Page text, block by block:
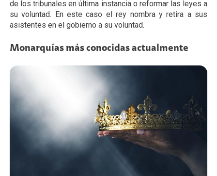
de los tribunales en última instancia o reformar las leyes a
su voluntad. En este caso el rey nombra y retira a sus
asistentes en el gobierno a su voluntad.
Monarquías más conocidas actualmente